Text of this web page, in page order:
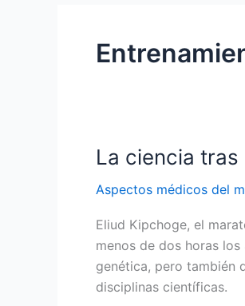
La ciencia
Aspectos médicos del
Eliud Kipchoge, el
menos de dos horas
genética, pero también
disciplinas científicas.